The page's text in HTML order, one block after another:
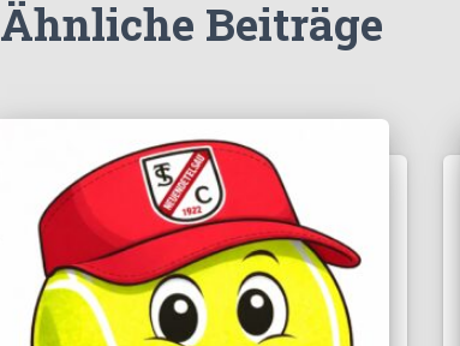
Ähnliche Beiträge